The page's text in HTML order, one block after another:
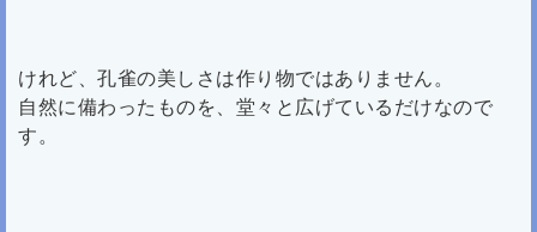
けれど、孔雀の美しさは作り物ではありません。
自然に備わったものを、堂々と広げているだけなので
す。